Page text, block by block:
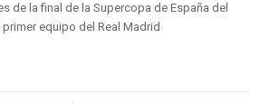
de la final de la Supercopa de España del
equipo del Real Madrid